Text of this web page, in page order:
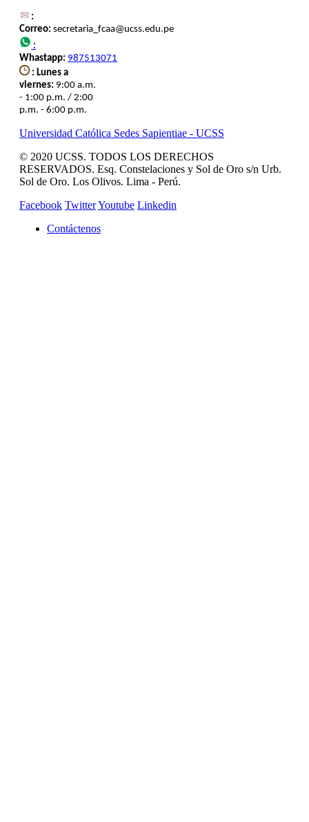
:
Correo: secretaria_fcaa@ucss.edu.pe
:
Whastapp: 987513071
: Lunes a
viernes: 9:00 a.m.
- 1:00 p.m. / 2:00
p.m. - 6:00 p.m.
Universidad Católica Sedes Sapientiae - UCSS
© 2020 UCSS. TODOS LOS DERECHOS
RESERVADOS. Esq. Constelaciones y Sol de Oro s/n Urb.
Sol de Oro. Los Olivos. Lima - Perú.
Facebook TwitterYoutube Linkedin
Contáctenos